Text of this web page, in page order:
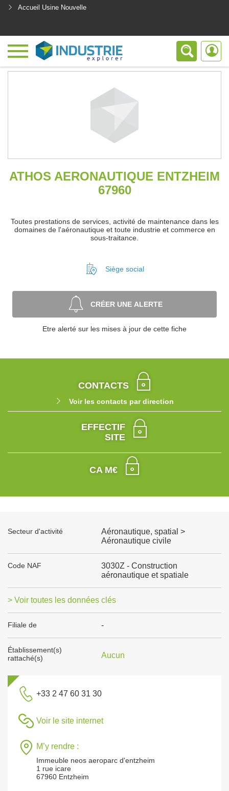
Accueil Usine Nouvelle
ATHOS AERONAUTIQUE ENTZHEIM
67960
Toutes prestations de services, activité de maintenance dans les
domaines de l'aéronautique et toute industrie et commerce en
sous-traitance.
Siège social
CRÉER UNE ALERTE
Etre alerté sur les mises à jour de cette fiche
CONTACTS
Voir les contacts par direction
EFFECTIF
SITE
CA M€
Secteur d'activité
Aéronautique, spatial >
Aéronautique civile
Code NAF
3030Z - Construction
aéronautique et spatiale
> Voir toutes les données clés
Filiale de -
Établissement(s)
rattaché(s)
Aucun
+33 2 47 60 31 30
Voir le site internet
M’y rendre :
Immeuble neos aeroparc d'entzheim
1 rue icare
67960 Entzheim